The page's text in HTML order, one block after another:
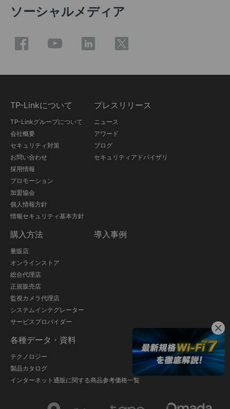
ソーシャルメディア
TP-Linkについて
TP-Linkグループについて
会社概要
セキュリティ対策
お問い合わせ
採用情報
プロモーション
加盟協会
個人情報方針
情報セキュリティ基本方針
プレスリリース
ニュース
アワード
ブログ
セキュリティアドバイザリ
購入方法
量販店
オンラインストア
総合代理店
正規販売店
監視カメラ代理店
システムインテグレーター
サービスプロバイダー
導入事例
各種データ・資料
テクノロジー
製品カタログ
インターネット通販に関する商品参考価格一覧